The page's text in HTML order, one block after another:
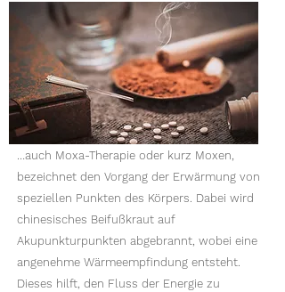
…auch Moxa-Therapie oder kurz Moxen,
bezeichnet den Vorgang der Erwärmung von
speziellen Punkten des Körpers. Dabei wird
chinesisches Beifußkraut auf
Akupunkturpunkten abgebrannt, wobei eine
angenehme Wärmeempfindung entsteht.
Dieses hilft, den Fluss der Energie zu